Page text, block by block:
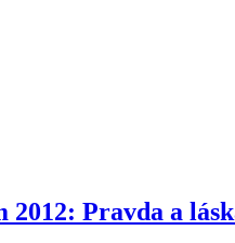
2012: Pravda a